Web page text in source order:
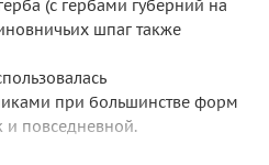
(с гербами губерний на
шпаг также
при большинстве форм
и повседневной.